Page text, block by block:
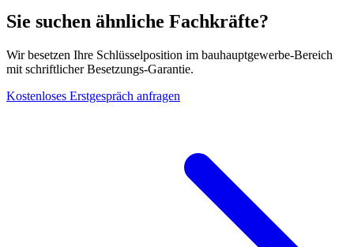
Sie suchen ähnliche Fachkräfte?
Wir besetzen Ihre Schlüsselposition im bauhauptgewerbe-Bereich
mit schriftlicher Besetzungs-Garantie.
Kostenloses Erstgespräch anfragen